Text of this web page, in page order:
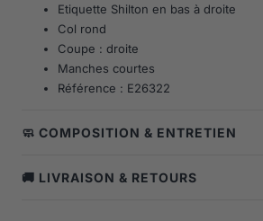
Etiquette Shilton en bas à droite
Col rond
Coupe : droite
Manches courtes
Référence : E26322
🧼 COMPOSITION & ENTRETIEN
🚚 LIVRAISON & RETOURS